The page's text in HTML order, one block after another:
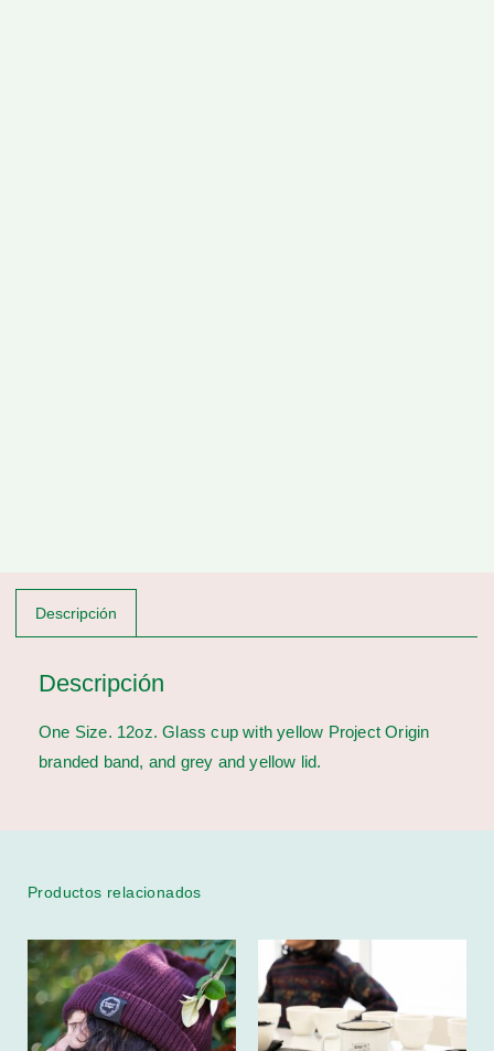
Descripción
Descripción
One Size. 12oz. Glass cup with yellow Project Origin
branded band, and grey and yellow lid.
Productos relacionados